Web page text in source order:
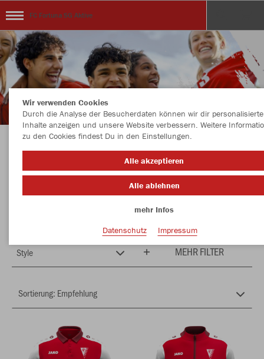
FC Fortuna SG Aktive
Herzlich Willkommen im Teamshop FC Fortuna
SG Aktive
Style MEHR FILTER
Wir verwenden Cookies
Durch die Analyse der Besucherdaten können wir dir personalisierte
Inhalte anzeigen und unsere Website verbessern. Weitere
zu den Cookies findest Du in den Einstellungen.
Alle akzeptieren
Alle ablehnen
mehr Infos
Datenschutz
Impressum